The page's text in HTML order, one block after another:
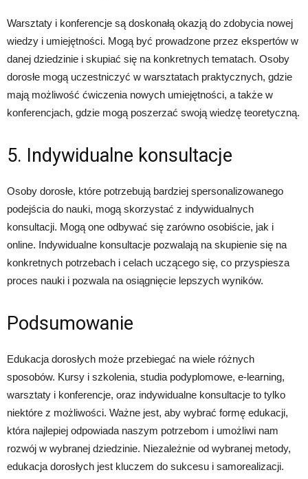
Warsztaty i konferencje są doskonałą okazją do zdobycia nowej
wiedzy i umiejętności. Mogą być prowadzone przez ekspertów w
danej dziedzinie i skupiać się na konkretnych tematach. Osoby
dorosłe mogą uczestniczyć w warsztatach praktycznych, gdzie
mają możliwość ćwiczenia nowych umiejętności, a także w
konferencjach, gdzie mogą poszerzać swoją wiedzę teoretyczną.
5. Indywidualne konsultacje
Osoby dorosłe, które potrzebują bardziej spersonalizowanego
podejścia do nauki, mogą skorzystać z indywidualnych
konsultacji. Mogą one odbywać się zarówno osobiście, jak i
online. Indywidualne konsultacje pozwalają na skupienie się na
konkretnych potrzebach i celach uczącego się, co przyspiesza
proces nauki i pozwala na osiągnięcie lepszych wyników.
Podsumowanie
Edukacja dorosłych może przebiegać na wiele różnych
sposobów. Kursy i szkolenia, studia podyplomowe, e-learning,
warsztaty i konferencje, oraz indywidualne konsultacje to tylko
niektóre z możliwości. Ważne jest, aby wybrać formę edukacji,
która najlepiej odpowiada naszym potrzebom i umożliwi nam
rozwój w wybranej dziedzinie. Niezależnie od wybranej metody,
edukacja dorosłych jest kluczem do sukcesu i samorealizacji.